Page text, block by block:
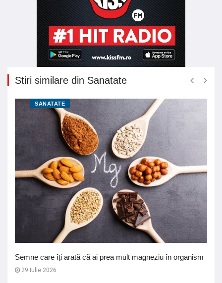
Stiri similare din Sanatate
SANATATE
Semne care îți arată că ai prea mult magneziu în organism
29 Iulie 2026